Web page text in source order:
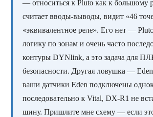
— относиться к Pluto как к большому
считает вводы-выводы, видит «46
«эквивалентное реле». Его нет —
логику по зонам и очень часто
контуры DYNlink, а это задача для
безопасности. Другая ловушка —
ваши датчики Eden подключены
последовательно к Vital, DX-R1 не
шину. Пришлите мне схему — если